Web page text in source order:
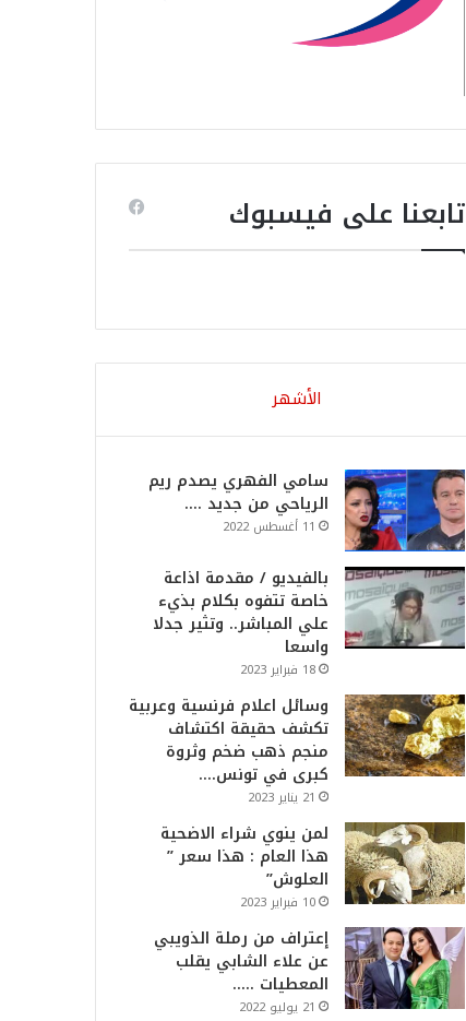
تابعنا على فيسبوك
الأشهر
سامي الفهري يصدم ريم
الرياحي من جديد ….
11 أغسطس 2022
بالفيديو / مقدمة اذاعة
خاصة تتفوه بكلام بذيء
علي المباشر.. وتثير جدلا
واسعا
18 فبراير 2023
وسائل اعلام فرنسية وعربية
تكشف حقيقة اكتشاف
منجم ذهب ضخم وثروة
كبرى في تونس….
21 يناير 2023
لمن ينوي شراء الاضحية
هذا العام : هذا سعر ”
العلوش”
10 فبراير 2023
إعتراف من رملة الذويبي
عن علاء الشابي يقلب
المعطيات …..
21 يوليو 2022